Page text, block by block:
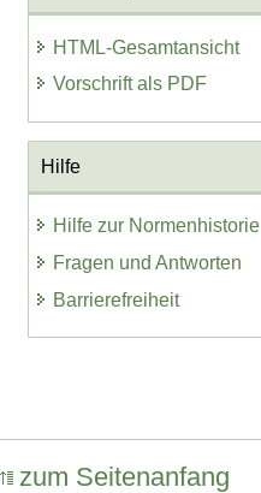
HTML-Gesamtansicht
Vorschrift als PDF
Hilfe
Hilfe zur Normenhistorie
Fragen und Antworten
Barrierefreiheit
zum Seitenanfang